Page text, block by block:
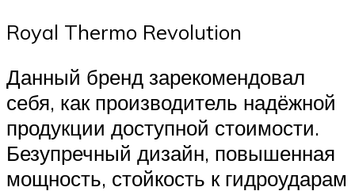
Royal Thermo Revolution
Данный бренд зарекомендовал
себя, как производитель надёжной
продукции доступной стоимости.
Безупречный дизайн, повышенная
мощность, стойкость к гидроударам